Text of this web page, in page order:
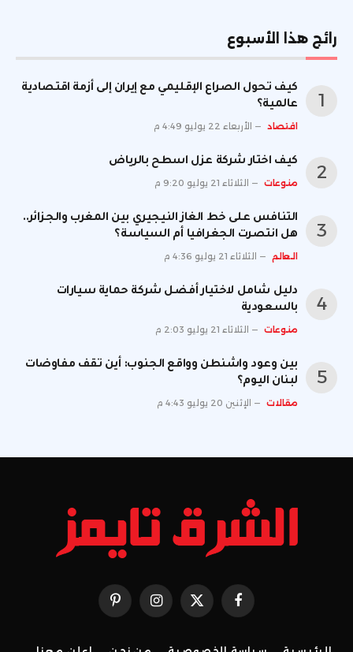
رائج هذا الأسبوع
كيف تحول الصراع الإقليمي مع إيران إلى أزمة اقتصادية
عالمية؟
اقتصاد الأربعاء 22 يوليو 4:49 م
كيف اختار شركة عزل اسطح بالرياض
منوعات الثلاثاء 21 يوليو 9:20 م
التنافس على خط الغاز النيجيري بين المغرب والجزائر..
هل انتصرت الجغرافيا أم السياسة؟
العالم الثلاثاء 21 يوليو 4:36 م
دليل شامل لاختيار أفضل شركة حماية سيارات
بالسعودية
منوعات الثلاثاء 21 يوليو 2:03 م
بين وعود واشنطن وواقع الجنوب: أين تقف مفاوضات
لبنان اليوم؟
مقالات الإثنين 20 يوليو 4:43 م
فيسبوك X
(Twitter)
الانستغرامبينتيريست